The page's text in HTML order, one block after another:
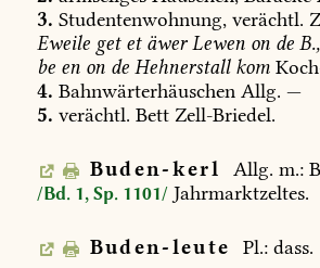
3. Studentenwohnung, verächtl.
Eweile getetäwerLewen on de B.,
be en on de Hehnerstallkom
4. Bahnwärterhäuschen Allg. —
5. verächtl. Bett Zell-Briedel.
Buden-kerl Allg. m.:
/Bd. 1, Sp. 1101/ Jahrmarktzeltes.
Buden-leute Pl.: dass.